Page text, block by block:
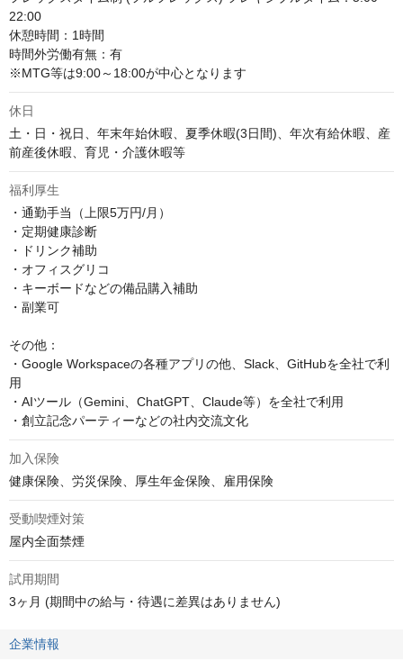
22:00
休憩時間：1時間
時間外労働有無：有
※MTG等は9:00～18:00が中心となります
休日
土・日・祝日、年末年始休暇、夏季休暇(3日間)、年次有給休暇、産
前産後休暇、育児・介護休暇等
福利厚生
・通勤手当（上限5万円/月）
・定期健康診断
・ドリンク補助
・オフィスグリコ
・キーボードなどの備品購入補助
・副業可
その他：
・Google Workspaceの各種アプリの他、Slack、GitHubを全社で利
用
・AIツール（Gemini、ChatGPT、Claude等）を全社で利用
・創立記念パーティーなどの社内交流文化
加入保険
健康保険、労災保険、厚生年金保険、雇用保険
受動喫煙対策
屋内全面禁煙
試用期間
3ヶ月 (期間中の給与・待遇に差異はありません)
企業情報